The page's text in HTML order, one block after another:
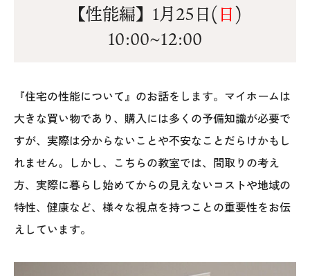
【性能編】1月25日(日)
10:00~12:00
『住宅の性能について』のお話をします。マイホームは
大きな買い物であり、購入には多くの予備知識が必要で
すが、実際は分からないことや不安なことだらけかもし
れません。しかし、こちらの教室では、間取りの考え
方、実際に暮らし始めてからの見えないコストや地域の
特性、健康など、様々な視点を持つことの重要性をお伝
えしています。